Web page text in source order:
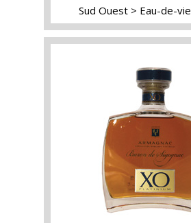
Sud Ouest Eau-de-vie